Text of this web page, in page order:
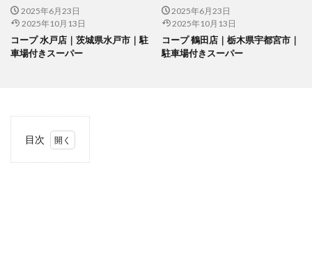
2025年6月23日
2025年10月13日
コープ 水戸店｜茨城県水戸市｜駐
車場付きスーパー
2025年6月23日
2025年10月13日
コープ 鶴田店｜栃木県宇都宮市｜
駐車場付きスーパー
目次